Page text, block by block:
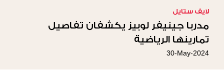
لايف ستايل
مدربا جينيفر لوبيز يكشفان تفاصيل
تمارينها الرياضية
30-May-2024